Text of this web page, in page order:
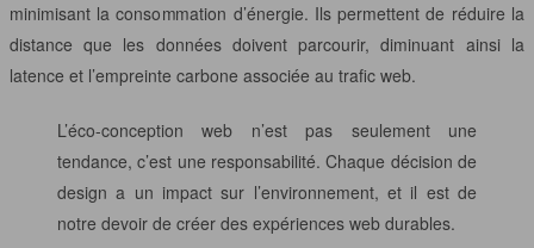
minimisant la consommation d’énergie. Ils permettent de réduire la
distance que les données doivent parcourir, diminuant ainsi la
latence et l’empreinte carbone associée au trafic web.
L’éco-conception web n’est pas seulement une
tendance, c’est une responsabilité. Chaque décision de
design a un impact sur l’environnement, et il est de
notre devoir de créer des expériences web durables.